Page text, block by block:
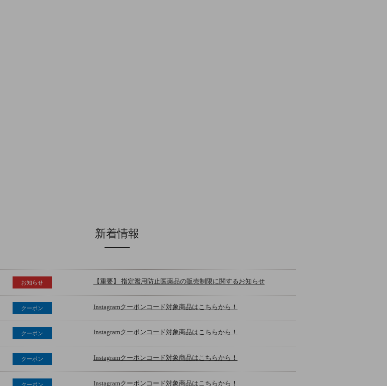
新着情報
お知らせ 【重要】 指定濫用防止医薬品の販売制限に関するお知らせ
クーポン Instagramクーポンコード対象商品はこちらから！
クーポン Instagramクーポンコード対象商品はこちらから！
クーポン Instagramクーポンコード対象商品はこちらから！
クーポン Instagramクーポンコード対象商品はこちらから！